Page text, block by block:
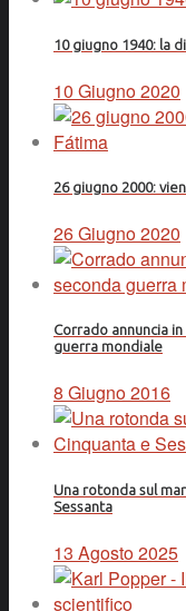
10 giugno 1940: la
10 Giugno 2020
26 giugno 2000:
26 Giugno 2020
Corrado annuncia
guerra mondiale
8 Giugno 2016
Una rotonda sul
Sessanta
13 Agosto 2025